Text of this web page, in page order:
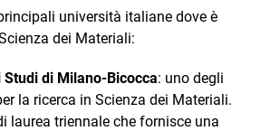
università italiane dove è
dei Materiali:
di Milano-Bicocca: uno degli
la ricerca in Scienza dei Materiali.
laurea triennale che fornisce una